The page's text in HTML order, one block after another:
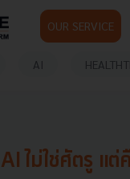
OUR SERVICE
AI
AI ไม่ใช่ศัตรู แ